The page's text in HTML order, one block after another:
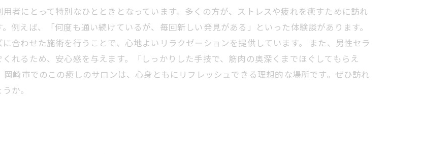
者にとって特別なひとときとなっています。多くの方が、ストレスや疲れを癒すために訪れ
例えば、「何度も通い続けているが、毎回新しい発見がある」といった体験談があります。
合わせた施術を行うことで、心地よいリラクゼーションを提供しています。 また、男性セラ
れるため、安心感を与えます。「しっかりした手技で、筋肉の奥深くまでほぐしてもらえ
崎市でのこの癒しのサロンは、心身ともにリフレッシュできる理想的な場所です。ぜひ訪れ
か。